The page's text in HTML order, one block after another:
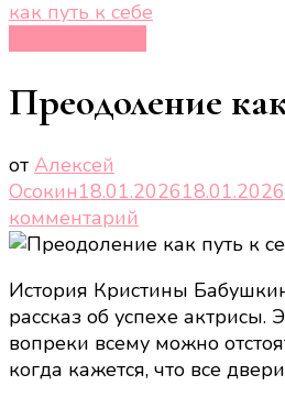
как путь к себе
Преодоление
от Алексей
Осокин18.01.202618.01.2026
комментарий
записи
как
путь
к
себе
История Кристины
рассказ об успехе актрисы.
вопреки всему можно
когда кажется, что все